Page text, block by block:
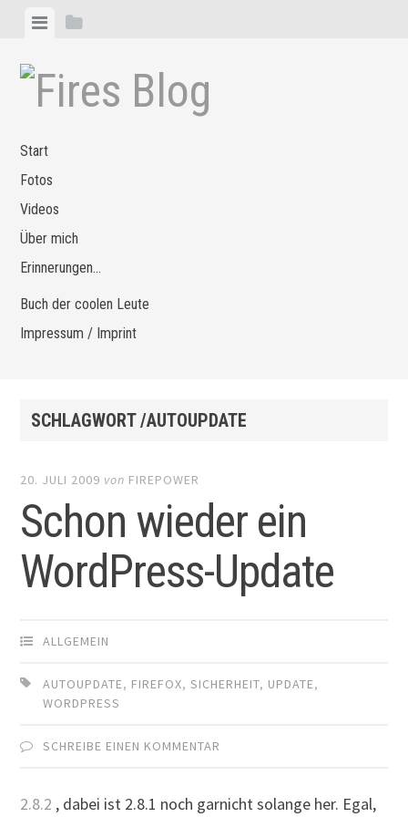
Zum
springen
MenüSeitenleiste
Start
Fotos
Videos
Über mich
Erinnerungen…
Buch der coolen Leute
Impressum / Imprint
SCHLAGWORT /AUTOUPDATE
20. JULI 2009 von FIREPOWER
Schon wieder ein
WordPress-Update
ALLGEMEIN
AUTOUPDATE, FIREFOX,SICHERHEIT, UPDATE,
WORDPRESS
SCHREIBE EINEN KOMMENTAR
2.8.2 , dabei ist 2.8.1 noch garnicht solange her. Egal,